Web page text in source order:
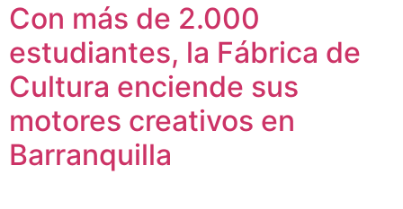
Con más de 2.000
estudiantes, la Fábrica de
Cultura enciende sus
motores creativos en
Barranquilla